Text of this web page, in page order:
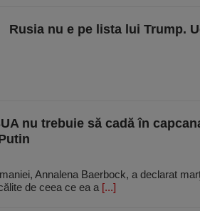
Rusia nu e pe lista lui Trump.
nu trebuie să cadă în
Annalena Baerbock, a declarat
de ceea ce ea a [...]